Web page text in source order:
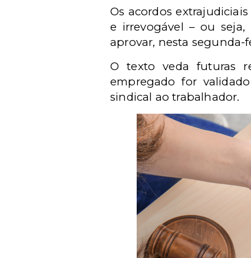
Os acordos
e irrevogável – ou
aprovar, nesta segunda-
O texto veda futuras
empregado for
sindical ao trabalhador.